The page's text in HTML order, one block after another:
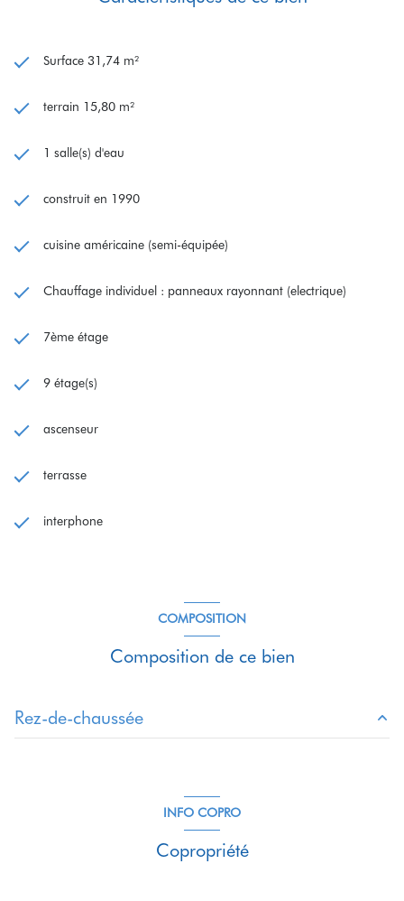
Surface 31,74 m²
terrain 15,80 m²
1 salle(s) d'eau
construit en 1990
cuisine américaine (semi-équipée)
Chauffage individuel : panneaux rayonnant (electrique)
7ème étage
9 étage(s)
ascenseur
terrasse
interphone
COMPOSITION
Composition de ce bien
Rez-de-chaussée
INFO COPRO
Copropriété